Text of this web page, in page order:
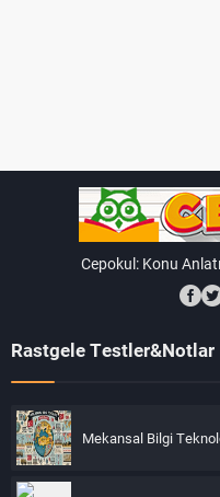
Cepokul: Konu
Rastgele Testler&Notlar
Mekansal Bilgi